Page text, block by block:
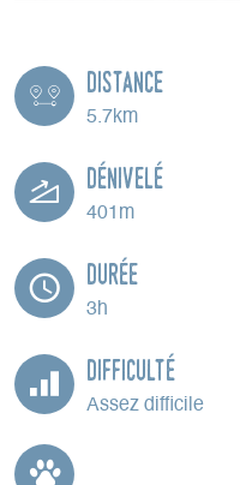
Distance
5.7km
Dénivelé
401m
Durée
3h
Difficulté
Assez difficile